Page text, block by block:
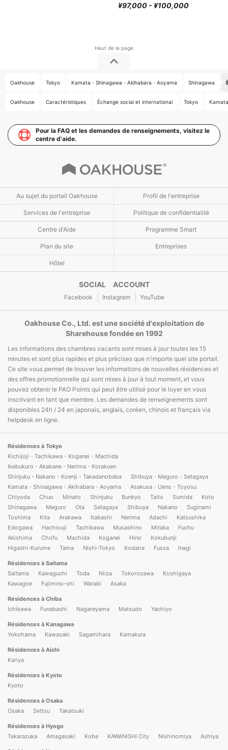
¥97,000 - ¥100,000
Oakhouse Tokyo Kamata・Shinagawa・Akihabara・Aoyama Shinagawa
Oakhouse Caractéristiques Échange social et international Tokyo
Pour la FAQ et les demandes de renseignements, visitez le
centre d'aide.
Au sujet du portail Oakhouse Profil de l'entreprise
Services de l'entreprise Politique de confidentialité
Centre d'Aide Programme Smart
Plan du site Entreprises
Hôtel
SOCIAL ACCOUNT
Facebook Instagram YouTube
Oakhouse Co., Ltd. est une société d'exploitation de
Sharehouse fondée en 1992
Les informations des chambres vacants sont mises à jour toutes les 15
minutes et sont plus rapides et plus précises que n'importe quel site portail.
Ce site vous permet de trouver les informations de nouvelles résidences et
des offres promotionnelle qui sont mises à jour à tout moment, et vous
pouvez obtenir le PAO Points qui peut être utilisé pour le loyer en vous
inscrivant en tant que membre. Les demandes de renseignements sont
disponibles 24h / 24 en japonais, anglais, coréen, chinois et français via
helpdesk en ligne.
Résidences à Tokyo
Kichijoji・Tachikawa・Koganei・Machida
Ikebukuro・Akabane・Nerima・Korakuen
Shinjuku・Nakano・Koenji・Takadanobaba
Shibuya・Meguro・Setagaya
Kamata・Shinagawa・Akihabara・Aoyama
Asakusa・Ueno・Toyosu
Chiyoda
Chuo Minato Shinjuku Bunkyo Taito Sumida
Koto
Shinagawa
Meguro Ota Setagaya Shibuya Nakano
Suginami
Toshima
Kita Arakawa Itabashi Nerima Adachi
Katsushika
Edogawa
Hachiouji Tachikawa Musashino Mitaka
Fuchu
Akishima
Chofu Machida Koganei Hino
Kokubunji
Higashi-Kurume
Tama Nishi-Tokyo Kodaira Fussa Inagi
Résidences à Saitama
Saitama
Kawaguchi Toda Niiza Tokorozawa
Koshigaya
Kawagoe
Fujimino-shi Warabi Asaka
Résidences à Chiba
Ichikawa
Funabashi Nagareyama Matsudo Yachiyo
Résidences à Kanagawa
Yokohama
Kawasaki Sagamihara Kamakura
Résidences à Aichi
Kariya
Résidences à Kyoto
Kyoto
Résidences à Osaka
Osaka
Settsu Takatsuki
Résidences à Hyogo
Takarazuka
Amagasaki Kobe KAWANISHI City Nishinomiya Ashiya